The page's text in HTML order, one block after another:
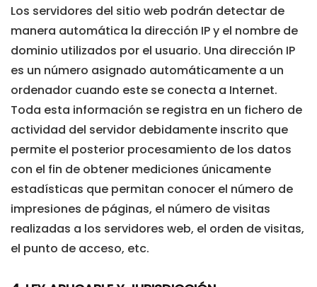
Los servidores del sitio web podrán detectar de
manera automática la dirección IP y el nombre de
dominio utilizados por el usuario. Una dirección IP
es un número asignado automáticamente a un
ordenador cuando este se conecta a Internet.
Toda esta información se registra en un fichero de
actividad del servidor debidamente inscrito que
permite el posterior procesamiento de los datos
con el fin de obtener mediciones únicamente
estadísticas que permitan conocer el número de
impresiones de páginas, el número de visitas
realizadas a los servidores web, el orden de visitas,
el punto de acceso, etc.